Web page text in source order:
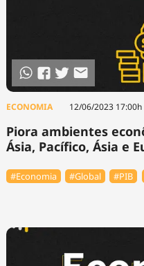
ECONOMIA 12/06/2023 17:00h
Piora ambientes
Ásia, Pacífico, Ásia e
#Economia #Global #PIB